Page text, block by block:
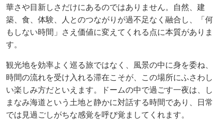
華さや目新しさだけにあるのではありません。自然、建
築、食、体験、人とのつながりが過不足なく融合し、「何
もしない時間」さえ価値に変えてくれる点に本質がありま
す。
観光地を効率よく巡る旅ではなく、風景の中に身を委ね、
時間の流れを受け入れる滞在こそが、この場所にふさわし
い楽しみ方だといえます。ドームの中で過ごす一夜は、し
まなみ海道という土地と静かに対話する時間であり、日常
では見過ごしがちな感覚を呼び覚ましてくれます。